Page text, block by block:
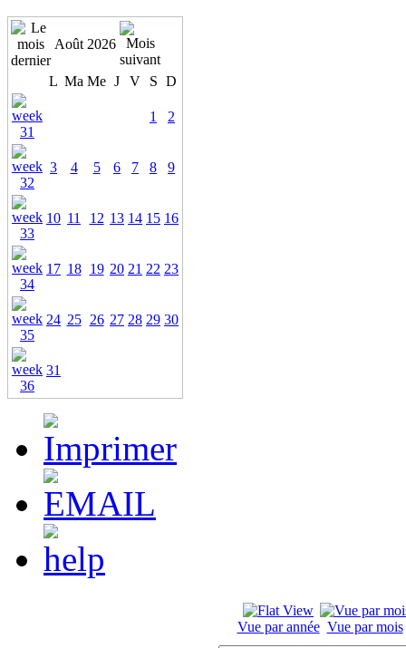
Août 2026
L Ma Me J V S D
1 2
3 4 5 6 7 8 9
10 11 12 13 14 15 16
17 18 19 20 21 22 23
24 25 26 27 28 29 30
31
Vue par année Vue par mois